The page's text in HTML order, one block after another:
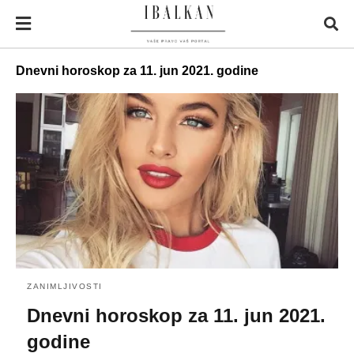
Dnevni horoskop za 11. jun 2021. godine
ZANIMLJIVOSTI
Dnevni horoskop za 11. jun 2021.
godine